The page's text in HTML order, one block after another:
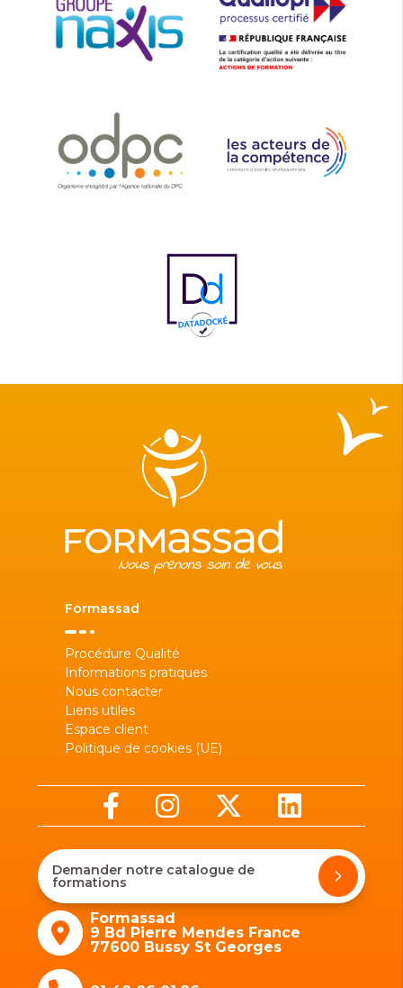
Formassad
Procédure Qualité
Informations pratiques
Nous contacter
Liens utiles
Espace client
Politique de cookies (UE)
Demander notre catalogue de
formations
Formassad
9 Bd Pierre Mendes France
77600 Bussy St Georges